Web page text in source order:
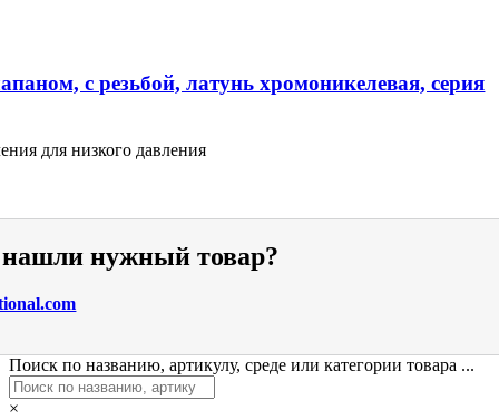
с резьбой, латунь хромоникелевая, серия
для низкого давления
нужный товар?
Поиск по названию, артикулу, среде или категории товара ...
×